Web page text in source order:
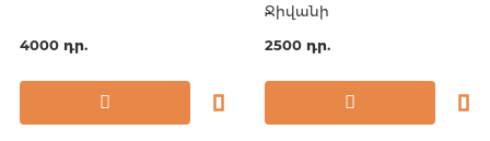
4000 դր.
Ջիվանի
2500 դր.